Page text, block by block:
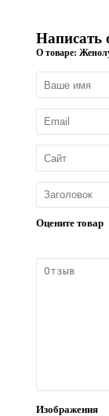
Написать
О товаре:
Оцените товар
Изображения